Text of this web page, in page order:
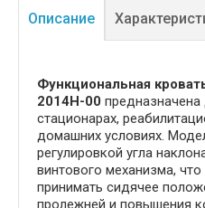
Описание
Функциональная
2014Н-00
стационарах,
домашних условиях.
регулировкой угла
винтового механизма,
принимать сидячее
пролежней и повышения